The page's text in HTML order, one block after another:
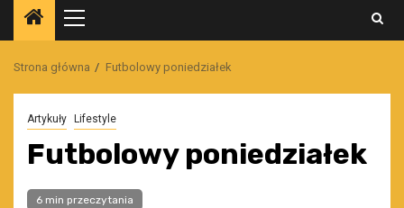
Menu
główne
Strona główna Futbolowy poniedziałek
Artykuły Lifestyle
Futbolowy poniedziałek
6 min przeczytania